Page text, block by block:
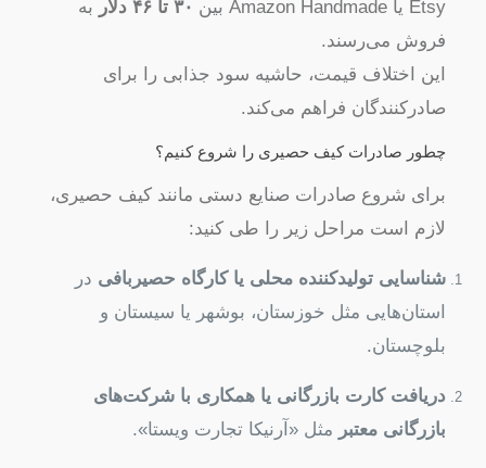
Etsy یا Amazon Handmade بین
۳۰ تا ۴۶ دلار
به
فروش می‌رسند.
این اختلاف قیمت، حاشیه سود جذابی را برای
صادرکنندگان فراهم می‌کند.
چطور صادرات کیف حصیری را شروع کنیم؟
برای شروع صادرات صنایع دستی مانند کیف حصیری،
لازم است مراحل زیر را طی کنید:
شناسایی تولیدکننده محلی یا کارگاه حصیربافی در
استان‌هایی مثل خوزستان، بوشهر یا سیستان و
بلوچستان.
دریافت کارت بازرگانی یا همکاری با شرکت‌های
بازرگانی معتبر مثل «آرنیکا تجارت ویستا».